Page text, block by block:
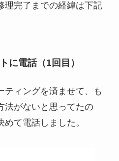
理完了までの経緯は下記
に電話（1回目）
ティングを済ませて、も
法がないと思ってたの
て電話しました。